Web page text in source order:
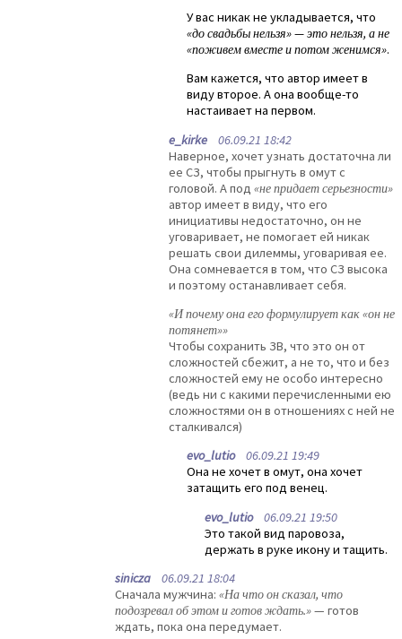
У вас никак не укладывается, что
«до свадьбы нельзя» — это нельзя, а не
«поживем вместе и потом женимся».
Вам кажется, что автор имеет в
виду второе. А она вообще-то
настаивает на первом.
e_kirke 06.09.21 18:42
Наверное, хочет узнать достаточна ли
ее СЗ, чтобы прыгнуть в омут с
головой. А под «не придает серьезности»
автор имеет в виду, что его
инициативы недостаточно, он не
уговаривает, не помогает ей никак
решать свои дилеммы, уговаривая ее.
Она сомневается в том, что СЗ высока
и поэтому останавливает себя.
«И почему она его формулирует как «он не
потянет»»
Чтобы сохранить ЗВ, что это он от
сложностей сбежит, а не то, что и без
сложностей ему не особо интересно
(ведь ни с какими перечисленными ею
сложностями он в отношениях с ней не
сталкивался)
evo_lutio06.09.21 19:49
Она не хочет в омут, она хочет
затащить его под венец.
evo_lutio06.09.21 19:50
Это такой вид паровоза,
держать в руке икону и тащить.
sinicza 06.09.21 18:04
Сначала мужчина: «На что он сказал, что
подозревал об этом и готов ждать.»— готов
ждать, пока она передумает.